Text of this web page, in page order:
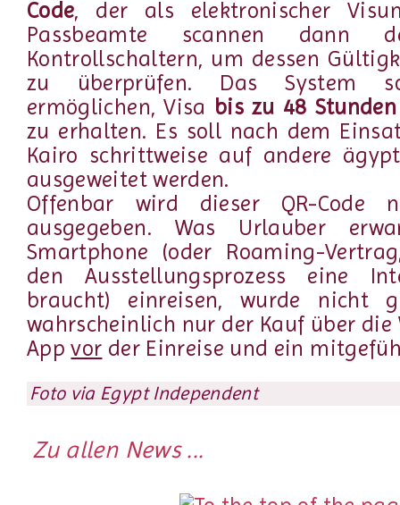
Code, der als elektronischer
Passbeamte scannen dann
Kontrollschaltern, um dessen
zu überprüfen. Das System
ermöglichen, Visa bis zu 48
zu erhalten. Es soll nach dem
Kairo schrittweise auf andere
ausgeweitet werden.
Offenbar wird dieser QR-Code
ausgegeben. Was Urlauber
Smartphone (oder Roaming-
den Ausstellungsprozess eine
braucht) einreisen, wurde nicht
wahrscheinlich nur der Kauf über die
Appvor der Einreise und ein
Foto via Egypt Independent
Zu allen News ...